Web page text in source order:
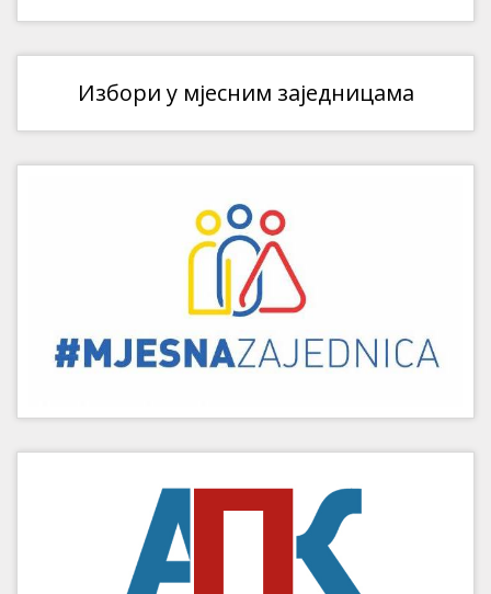
Избори у мјесним заједницама